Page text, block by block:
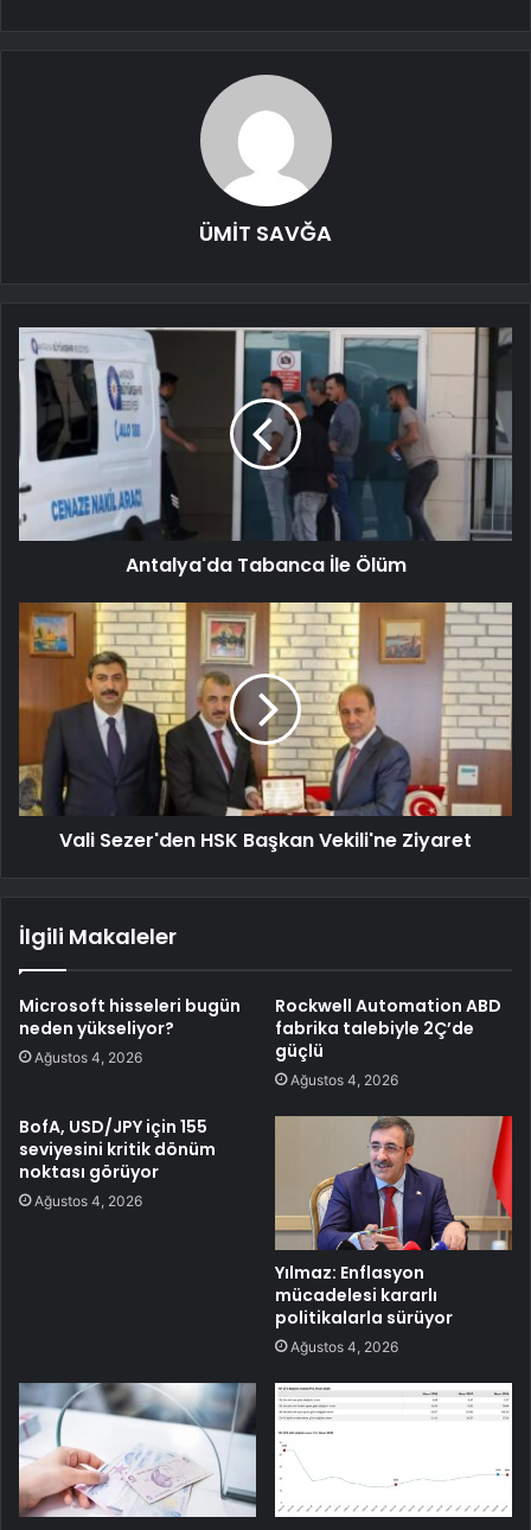
ÜMİT SAVĞA
Antalya'da Tabanca İle Ölüm
Vali Sezer'den HSK Başkan Vekili'ne Ziyaret
İlgili Makaleler
Microsoft hisseleri bugün
neden yükseliyor?
Ağustos 4, 2026
Rockwell Automation ABD
fabrika talebiyle 2Ç’de
güçlü
Ağustos 4, 2026
BofA, USD/JPY için 155
seviyesini kritik dönüm
noktası görüyor
Ağustos 4, 2026
Yılmaz: Enflasyon
mücadelesi kararlı
politikalarla sürüyor
Ağustos 4, 2026